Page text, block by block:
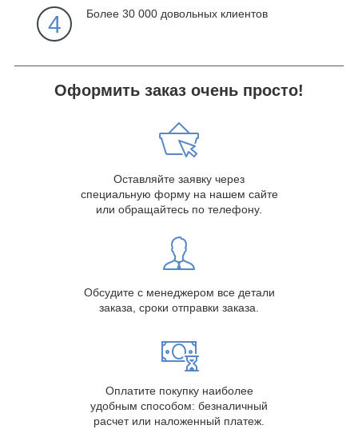
4 Более 30 000 довольных клиентов
Оформить заказ очень просто!
Оставляйте заявку через
специальную форму на нашем сайте
или обращайтесь по телефону.
Обсудите с менеджером все детали
заказа, сроки отправки заказа.
Оплатите покупку наиболее
удобным способом: безналичный
расчет или наложенный платеж.